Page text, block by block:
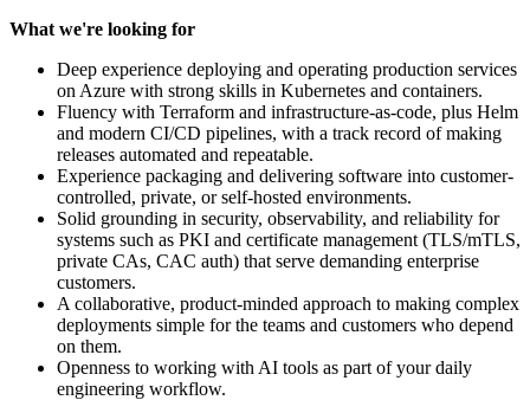
What we're looking for
Deep experience deploying and operating production services
on Azure with strong skills in Kubernetes and containers.
Fluency with Terraform and infrastructure-as-code, plus Helm
and modern CI/CD pipelines, with a track record of making
releases automated and repeatable.
Experience packaging and delivering software into customer-
controlled, private, or self-hosted environments.
Solid grounding in security, observability, and reliability for
systems such as PKI and certificate management (TLS/mTLS,
private CAs, CAC auth) that serve demanding enterprise
customers.
A collaborative, product-minded approach to making complex
deployments simple for the teams and customers who depend
on them.
Openness to working with AI tools as part of your daily
engineering workflow.